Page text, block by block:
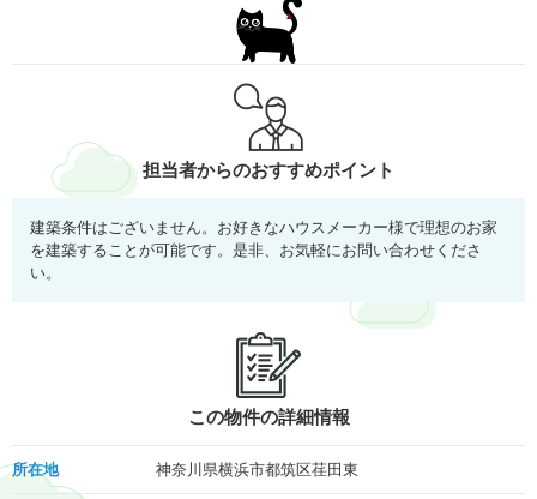
担当者からのおすすめポイント
建築条件はございません。お好きなハウスメーカー様で理想のお家
を建築することが可能です。是非、お気軽にお問い合わせくださ
い。
この物件の詳細情報
所在地 神奈川県横浜市都筑区荏田東